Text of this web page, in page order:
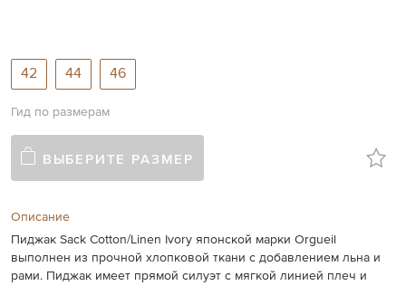
42 44 46
Гид по размерам
ВЫБЕРИТЕ РАЗМЕР
Описание
Пиджак Sack Cotton/Linen Ivory японской марки Orgueil
выполнен из прочной хлопковой ткани с добавлением льна и
рами. Пиджак имеет прямой силуэт с мягкой линией плеч и